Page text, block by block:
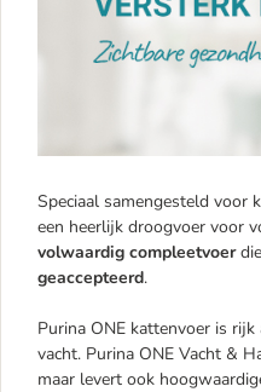
Speciaal samengesteld voor
een heerlijk droogvoer voor
volwaardig compleetvoer
geaccepteerd.
Purina ONE kattenvoer is rijk
vacht. Purina ONE Vacht &
maar levert ook